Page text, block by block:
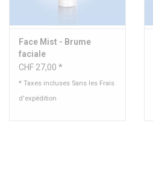
Face Mist - Brume
faciale
CHF 27,00 *
* Taxes incluses Sans les Frais
d'expédition